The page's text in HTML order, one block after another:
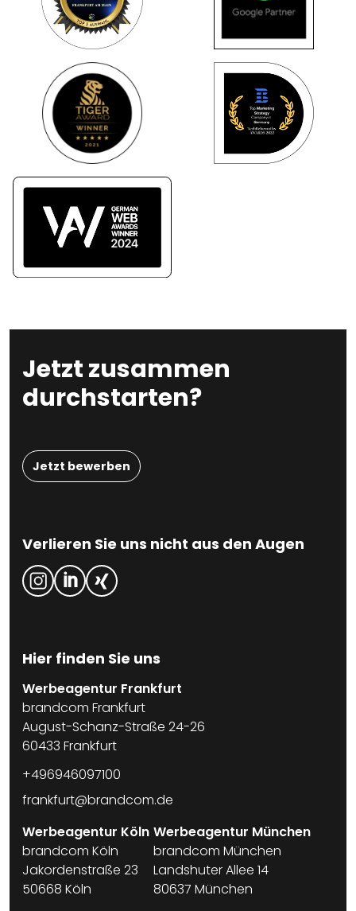
Jetzt zusammen
durchstarten?
Jetzt bewerben
Verlieren Sie uns nicht aus den Augen
Hier finden Sie uns
Werbeagentur Frankfurt
brandcom Frankfurt
August-Schanz-Straße 24-26
60433 Frankfurt
+496946097100
frankfurt@brandcom.de
Werbeagentur Köln
brandcom Köln
Jakordenstraße 23
50668 Köln
Werbeagentur München
brandcom München
Landshuter Allee 14
80637 München